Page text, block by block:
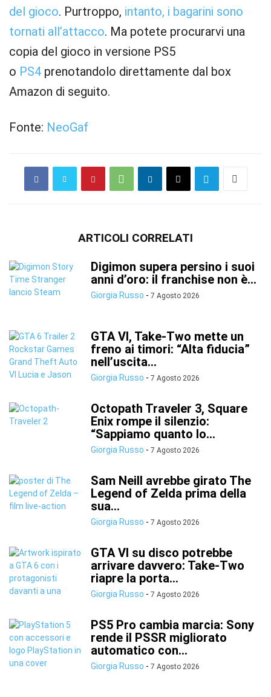
del gioco. Purtroppo, intanto, i bagarini sono
tornati all’attacco. Ma potete procurarvi una
copia del gioco in versione PS5
o PS4 prenotandolo direttamente dal box
Amazon di seguito.
Fonte: NeoGaf
ARTICOLI CORRELATI
Digimon supera persino i suoi
anni d’oro: il franchise non è...
Giorgia Russo - 7 Agosto 2026
GTA VI, Take-Two mette un
freno ai timori: “Alta fiducia”
nell’uscita...
Giorgia Russo - 7 Agosto 2026
Octopath Traveler 3, Square
Enix rompe il silenzio:
“Sappiamo quanto lo...
Giorgia Russo - 7 Agosto 2026
Sam Neill avrebbe girato The
Legend of Zelda prima della
sua...
Giorgia Russo - 7 Agosto 2026
GTA VI su disco potrebbe
arrivare davvero: Take-Two
riapre la porta...
Giorgia Russo - 7 Agosto 2026
PS5 Pro cambia marcia: Sony
rende il PSSR migliorato
automatico con...
Giorgia Russo - 7 Agosto 2026